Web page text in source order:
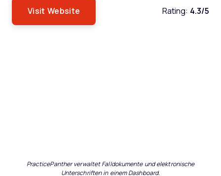
Visit Website Rating: 4.3/5
PracticePanther verwaltet Falldokumente und elektronische
Unterschriften in einem Dashboard.